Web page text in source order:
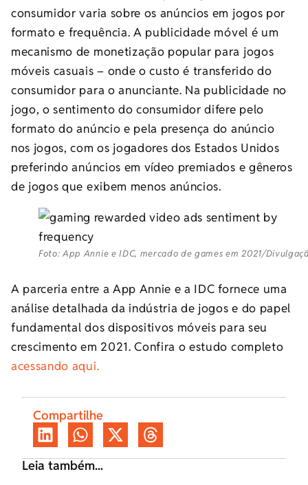
consumidor varia sobre os anúncios em jogos por
formato e frequência. A publicidade móvel é um
mecanismo de monetização popular para jogos
móveis casuais – onde o custo é transferido do
consumidor para o anunciante. Na publicidade no
jogo, o sentimento do consumidor difere pelo
formato do anúncio e pela presença do anúncio
nos jogos, com os jogadores dos Estados Unidos
preferindo anúncios em vídeo premiados e gêneros
de jogos que exibem menos anúncios.
Foto: App Annie e IDC, mercado de games em 2021/
A parceria entre a App Annie e a IDC fornece uma
análise detalhada da indústria de jogos e do papel
fundamental dos dispositivos móveis para seu
crescimento em 2021. Confira o estudo completo
acessando aqui.
Compartilhe
Leia também...